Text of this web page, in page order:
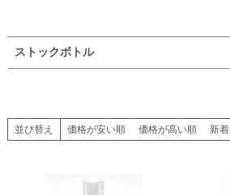
ストックボトル
並び替え 価格が安い順 価格が高い順 新